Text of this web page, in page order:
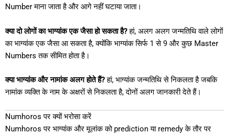
Number माना जाता है और आगे नहीं घटाया जाता।
क्या दो लोगों का भाग्यांक एक जैसा हो सकता है?हां, अलग अलग जन्मतिथि वाले लोगों
का भाग्यांक एक जैसा आ सकता है, क्योंकि भाग्यांक सिर्फ 1 से 9 और कुछ Master
Numbers तक सीमित होता है।
क्या भाग्यांक और नामांक अलग होते हैं?हां, भाग्यांक जन्मतिथि से निकलता है जबकि
नामांक व्यक्ति के नाम के अक्षरों से निकलता है, दोनों अलग जानकारी देते हैं।
Numhoros पर क्यों भरोसा करें
Numhoros पर भाग्यांक और मूलांक को prediction या remedy के तौर पर